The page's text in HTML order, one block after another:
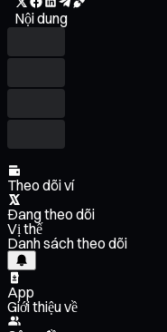
Nội dung
Theo dõi ví
Đang theo dõi
Vị thế
Danh sách theo dõi
App
Giới thiệu về